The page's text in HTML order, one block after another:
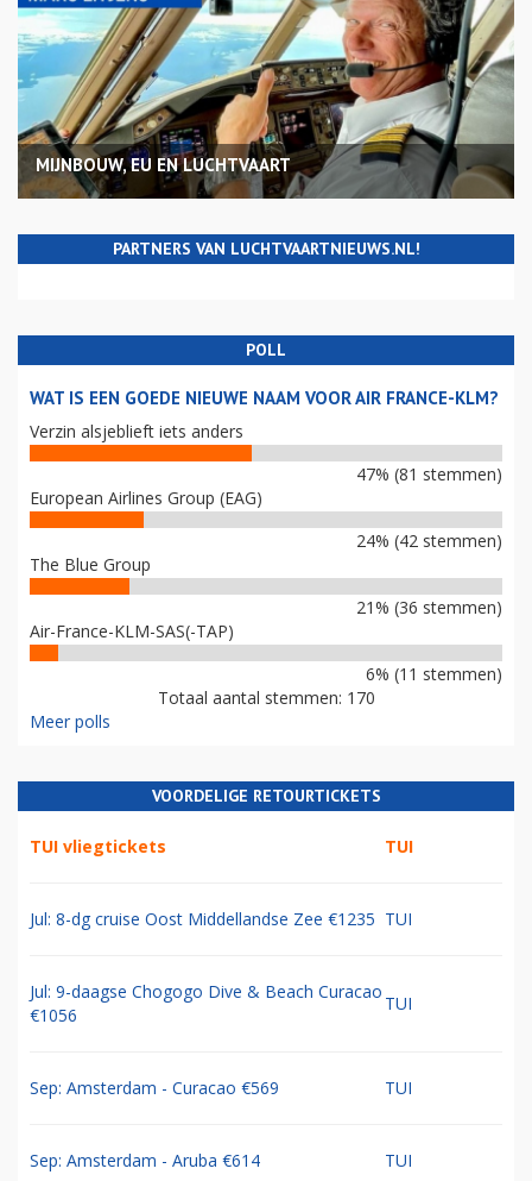
MIJNBOUW, EU EN LUCHTVAART
PARTNERS VAN LUCHTVAARTNIEUWS.NL!
POLL
WAT IS EEN GOEDE NIEUWE NAAM VOOR AIR FRANCE-KLM?
Verzin alsjeblieft iets anders
47% (81 stemmen)
European Airlines Group (EAG)
24% (42 stemmen)
The Blue Group
21% (36 stemmen)
Air-France-KLM-SAS(-TAP)
6% (11 stemmen)
Totaal aantal stemmen: 170
Meer polls
VOORDELIGE RETOURTICKETS
TUI vliegtickets TUI
Jul: 8-dg cruise Oost Middellandse Zee €1235 TUI
Jul: 9-daagse Chogogo Dive & Beach Curacao
€1056
TUI
Sep: Amsterdam - Curacao €569 TUI
Sep: Amsterdam - Aruba €614 TUI